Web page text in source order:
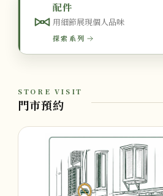
配件
用細節展現個人品味
探索系列
STORE VISIT
門市預約